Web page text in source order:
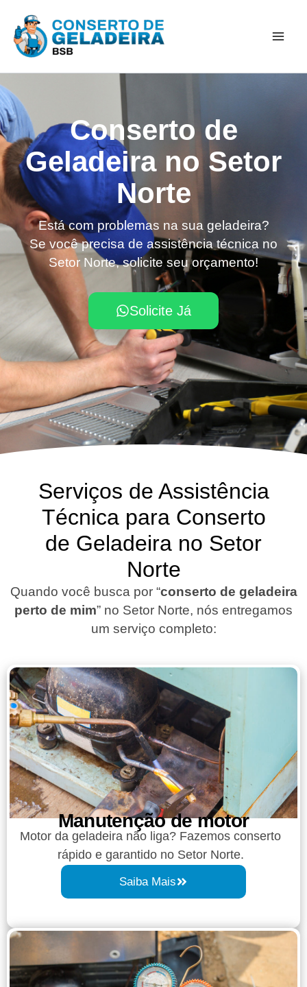
para
Conserto de
Geladeira no Setor
Norte
Está com problemas na sua geladeira?
Se você precisa de assistência técnica no
Setor Norte, solicite seu orçamento!
Solicite Já
Serviços de Assistência
Técnica para Conserto
de Geladeira no Setor
Norte
Quando você busca por “conserto de geladeira
perto de mim” no Setor Norte, nós entregamos
um serviço completo:
Manutenção de motor
Motor da geladeira não liga? Fazemos conserto
rápido e garantido no Setor Norte.
Saiba Mais